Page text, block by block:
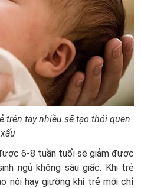
trên tay nhiều sẽ tạo thói quen
xấu
6-8 tuần tuổi sẽ giảm được
ngủ không sâu giấc. Khi trẻ
nôi hay giường khi trẻ mới chỉ